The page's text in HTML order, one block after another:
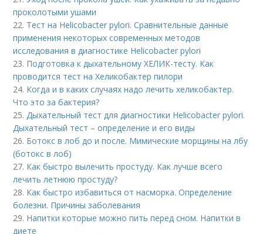
проколотыми ушами
22. Тест на Helicobacter pylori. Сравнительные данные
применения некоторых современных методов
исследования в диагностике Helicobacter pylori
23. Подготовка к дыхательному ХЕЛИК-тесту. Как
проводится тест на Хеликобактер пилори
24. Когда и в каких случаях надо лечить хеликобактер.
Что это за бактерия?
25.Дыхательный тест для диагностики Helicobacter pylori.
Дыхательный тест – определение и его виды
26. Ботокс в лоб до и после. Мимические морщины на лбу
(ботокс в лоб)
27. Как быстро вылечить простуду. Как лучше всего
лечить летнюю простуду?
28. Как быстро избавиться от насморка. Определение
болезни. Причины заболевания
29. Напитки которые можно пить перед сном. Напитки в
диете